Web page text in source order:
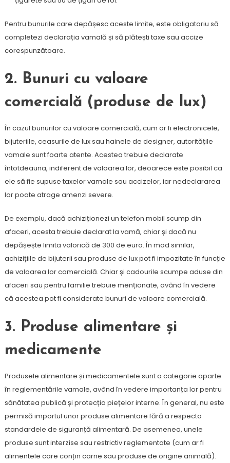
Pentru bunurile care depășesc aceste limite, este obligatoriu să
completezi declarația vamală și să plătești taxe sau accize
corespunzătoare.
2. Bunuri cu valoare
comercială (produse de lux)
În cazul bunurilor cu valoare comercială, cum ar fi electronicele,
bijuteriile, ceasurile de lux sau hainele de designer, autoritățile
vamale sunt foarte atente. Acestea trebuie declarate
întotdeauna, indiferent de valoarea lor, deoarece este posibil ca
ele să fie supuse taxelor vamale sau accizelor, iar nedeclararea
lor poate atrage amenzi severe.
De exemplu, dacă achiziționezi un telefon mobil scump din
afaceri, acesta trebuie declarat la vamă, chiar și dacă nu
depășește limita valorică de 300 de euro. În mod similar,
achizițiile de bijuterii sau produse de lux pot fi impozitate în funcție
de valoarea lor comercială. Chiar și cadourile scumpe aduse din
afaceri sau pentru familie trebuie menționate, având în vedere
că acestea pot fi considerate bunuri de valoare comercială.
3. Produse alimentare și
medicamente
Produsele alimentare și medicamentele sunt o categorie aparte
în reglementările vamale, având în vedere importanța lor pentru
sănătatea publică și protecția piețelor interne. În general, nu este
permisă importul unor produse alimentare fără a respecta
standardele de siguranță alimentară. De asemenea, unele
produse sunt interzise sau restrictiv reglementate (cum ar fi
alimentele care conțin carne sau produse de origine animală).